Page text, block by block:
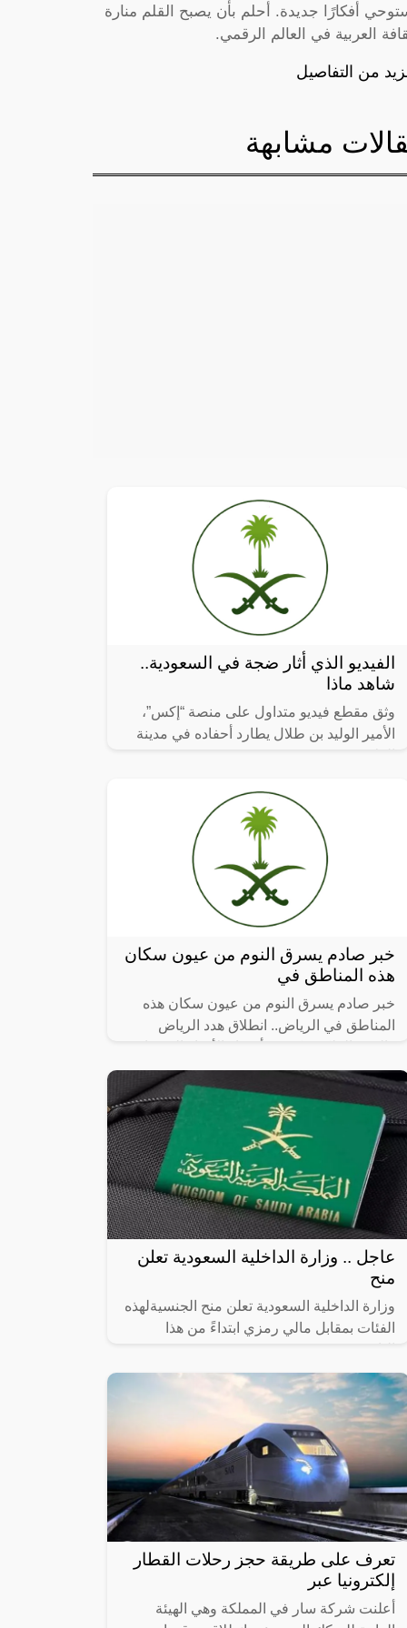
أفكارًا جديدة. أحلم بأن يصبح القلم منارة
العربية في العالم الرقمي.
من التفاصيل
مشابهة
الفيديو الذي أثار ضجة في السعودية..
شاهد ماذا
وثق مقطع فيديو متداول على منصة “إكس”،
الأمير الوليد بن طلال يطارد أحفاده في مدينة
خبر صادم يسرق النوم من عيون سكان
هذه المناطق في
خبر صادم يسرق النوم من عيون سكان هذه
المناطق في الرياض.. انطلاق هدد الرياض
التي سيتم إزالتها، حيث أن أماكن إزالة
عاجل .. وزارة الداخلية السعودية تعلن
منح
وزارة الداخلية السعودية تعلن منح الجنسيةلهذه
الفئات بمقابل مالي رمزي ابتداءً من هذا
تعرف على طريقة حجز رحلات القطار
إلكترونيا عبر
أعلنت شركة سار في المملكة وهي الهيئة